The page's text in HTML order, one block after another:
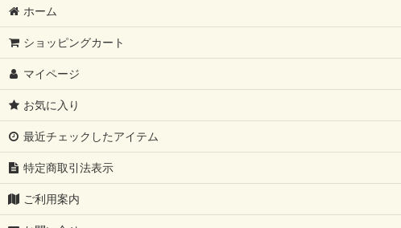
ホーム
ショッピングカート
マイページ
お気に入り
最近チェックしたアイテム
特定商取引法表示
ご利用案内